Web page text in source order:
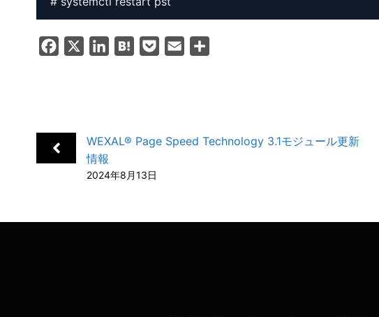
o
o
d
n
a
t
WEXAL® Page Speed Technology 3.1モジュール更新
情報
2024年8月13日